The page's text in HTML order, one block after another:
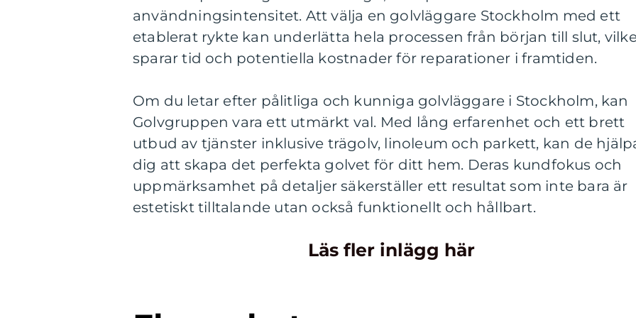
användningsintensitet. Att välja en golvläggare Stockholm med ett
etablerat rykte kan underlätta hela processen från början till slut,
sparar tid och potentiella kostnader för reparationer i framtiden.
Om du letar efter pålitliga och kunniga golvläggare i Stockholm, kan
Golvgruppen vara ett utmärkt val. Med lång erfarenhet och ett brett
utbud av tjänster inklusive trägolv, linoleum och parkett, kan de
dig att skapa det perfekta golvet för ditt hem. Deras kundfokus och
uppmärksamhet på detaljer säkerställer ett resultat som inte bara är
estetiskt tilltalande utan också funktionellt och hållbart.
Läs fler inlägg här